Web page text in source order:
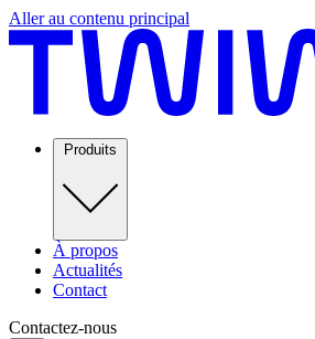
Aller au contenu principal
Produits
À propos
Actualités
Contact
Contactez-nous